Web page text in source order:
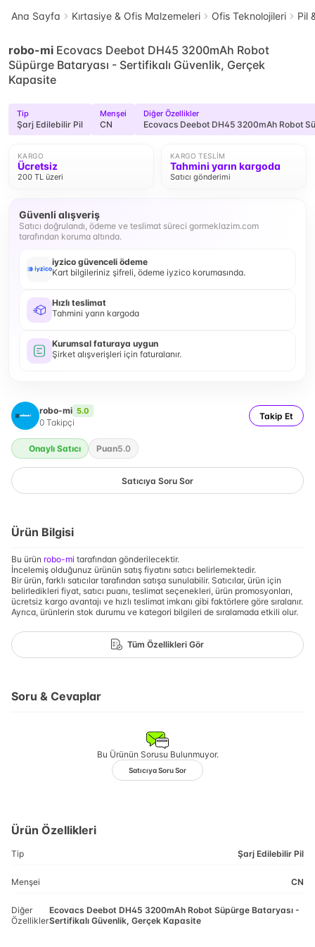
Ana Sayfa Kırtasiye & Ofis Malzemeleri Ofis Teknolojileri Pil
robo-mi Ecovacs Deebot DH45 3200mAh Robot
Süpürge Bataryası - Sertifikalı Güvenlik, Gerçek
Kapasite
Tip
Şarj Edilebilir Pil
Menşei
CN
Diğer Özellikler
Ecovacs Deebot DH45 3200mAh Robot
KARGO
Ücretsiz
200 TL üzeri
KARGO TESLIM
Tahmini yarın kargoda
Satıcı gönderimi
Güvenli alışveriş
Satıcı doğrulandı, ödeme ve teslimat süreci gormeklazim.com
tarafından koruma altında.
iyzico güvenceli ödeme
Kart bilgileriniz şifreli, ödeme iyzico korumasında.
Hızlı teslimat
Tahmini yarın kargoda
Kurumsal faturaya uygun
Şirket alışverişleri için faturalanır.
robo-mi 5.0
0 Takipçi
Takip Et
Onaylı Satıcı Puan5.0
Satıcıya Soru Sor
Ürün Bilgisi
Bu ürün robo-mi tarafından gönderilecektir.
İncelemiş olduğunuz ürünün satış fiyatını satıcı belirlemektedir.
Bir ürün, farklı satıcılar tarafından satışa sunulabilir. Satıcılar, ürün için
belirledikleri fiyat, satıcı puanı, teslimat seçenekleri, ürün promosyonları,
ücretsiz kargo avantajı ve hızlı teslimat imkanı gibi faktörlere göre sıralanır.
Ayrıca, ürünlerin stok durumu ve kategori bilgileri de sıralamada etkili olur.
Tüm Özellikleri Gör
Soru & Cevaplar
Bu Ürünün Sorusu Bulunmuyor.
Satıcıya Soru Sor
Ürün Özellikleri
Tip Şarj Edilebilir Pil
Menşei CN
Diğer
Özellikler
Ecovacs Deebot DH45 3200mAh Robot Süpürge Bataryası -
Sertifikalı Güvenlik, Gerçek Kapasite